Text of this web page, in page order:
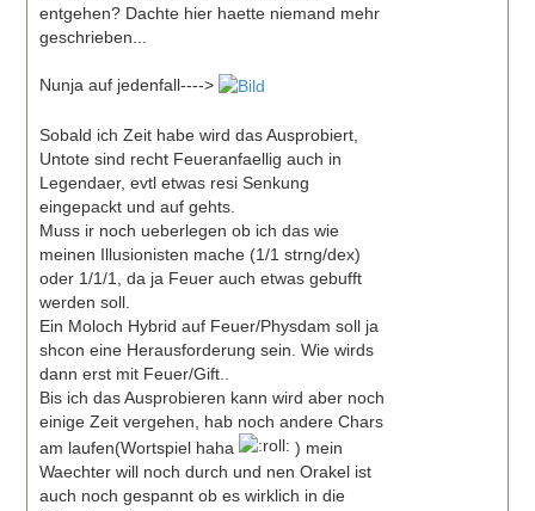
entgehen? Dachte hier haette niemand mehr
geschrieben...
Nunja auf jedenfall---->
Sobald ich Zeit habe wird das Ausprobiert,
Untote sind recht Feueranfaellig auch in
Legendaer, evtl etwas resi Senkung
eingepackt und auf gehts.
Muss ir noch ueberlegen ob ich das wie
meinen Illusionisten mache (1/1 strng/dex)
oder 1/1/1, da ja Feuer auch etwas gebufft
werden soll.
Ein Moloch Hybrid auf Feuer/Physdam soll ja
shcon eine Herausforderung sein. Wie wirds
dann erst mit Feuer/Gift..
Bis ich das Ausprobieren kann wird aber noch
einige Zeit vergehen, hab noch andere Chars
am laufen(Wortspiel haha
) mein
Waechter will noch durch und nen Orakel ist
auch noch gespannt ob es wirklich in die